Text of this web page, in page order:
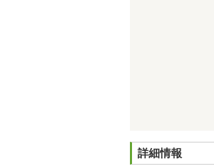
詳細情報